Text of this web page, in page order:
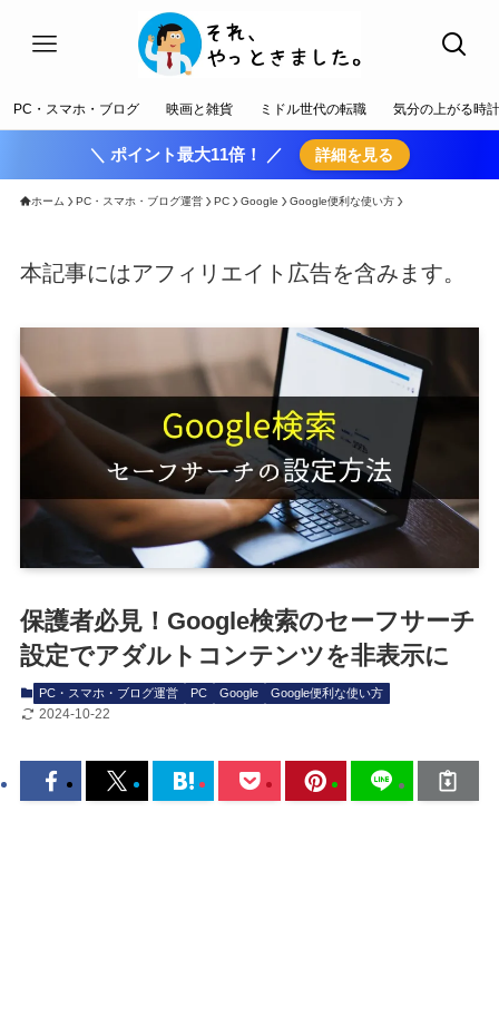
PC・スマホ・ブログ 映画と雑貨 ミドル世代の転職 気分の上がる時計
＼ ポイント最大11倍！ ／ 詳細を見る
ホーム PC・スマホ・ブログ運営 PC Google Google便利な使い方
本記事にはアフィリエイト広告を含みます。
保護者必見！Google検索のセーフサーチ
設定でアダルトコンテンツを非表示に
PC・スマホ・ブログ運営 PC Google Google便利な使い方
2024-10-22